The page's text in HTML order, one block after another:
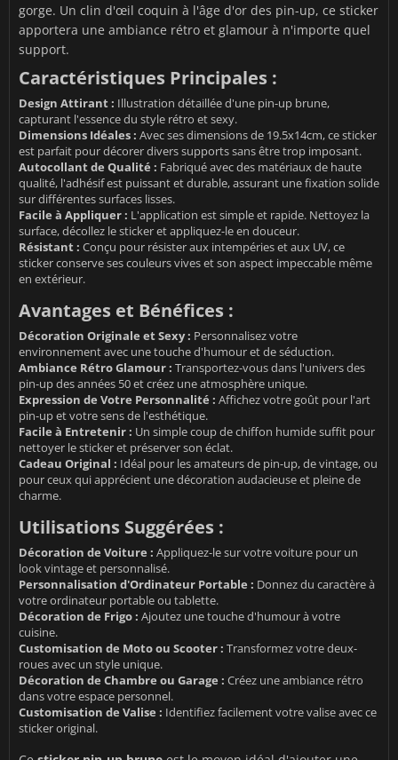
gorge. Un clin d'œil coquin à l'âge d'or des pin-up, ce sticker
apportera une ambiance rétro et glamour à n'importe quel
support.
Caractéristiques Principales :
Design Attirant : Illustration détaillée d'une pin-up brune,
capturant l'essence du style rétro et sexy.
Dimensions Idéales : Avec ses dimensions de 19.5x14cm, ce sticker
est parfait pour décorer divers supports sans être trop imposant.
Autocollant de Qualité : Fabriqué avec des matériaux de haute
qualité, l'adhésif est puissant et durable, assurant une fixation solide
sur différentes surfaces lisses.
Facile à Appliquer : L'application est simple et rapide. Nettoyez la
surface, décollez le sticker et appliquez-le en douceur.
Résistant : Conçu pour résister aux intempéries et aux UV, ce
sticker conserve ses couleurs vives et son aspect impeccable même
en extérieur.
Avantages et Bénéfices :
Décoration Originale et Sexy : Personnalisez votre
environnement avec une touche d'humour et de séduction.
Ambiance Rétro Glamour : Transportez-vous dans l'univers des
pin-up des années 50 et créez une atmosphère unique.
Expression de Votre Personnalité : Affichez votre goût pour l'art
pin-up et votre sens de l'esthétique.
Facile à Entretenir : Un simple coup de chiffon humide suffit pour
nettoyer le sticker et préserver son éclat.
Cadeau Original : Idéal pour les amateurs de pin-up, de vintage, ou
pour ceux qui apprécient une décoration audacieuse et pleine de
charme.
Utilisations Suggérées :
Décoration de Voiture : Appliquez-le sur votre voiture pour un
look vintage et personnalisé.
Personnalisation d'Ordinateur Portable : Donnez du caractère à
votre ordinateur portable ou tablette.
Décoration de Frigo : Ajoutez une touche d'humour à votre
cuisine.
Customisation de Moto ou Scooter : Transformez votre deux-
roues avec un style unique.
Décoration de Chambre ou Garage : Créez une ambiance rétro
dans votre espace personnel.
Customisation de Valise : Identifiez facilement votre valise avec ce
sticker original.